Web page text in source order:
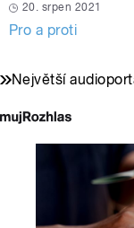
20. srpen 2021
Pro a proti
Největší